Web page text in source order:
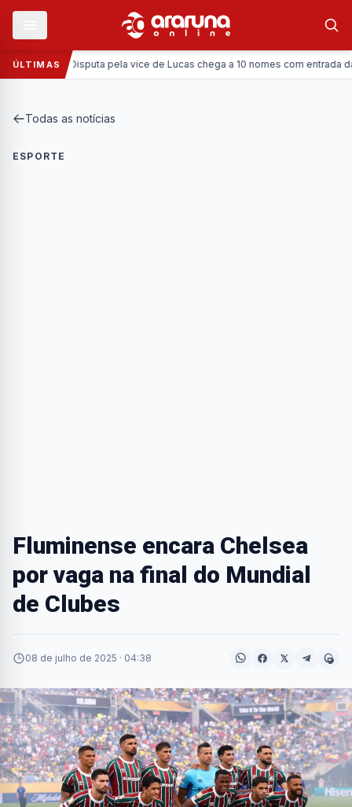
ÚLTIMAS
Política:Disputa pela vice de Lucas chega a 10 nomes com entrada da
Todas as notícias
ESPORTE
Fluminense encara Chelsea
por vaga na final do Mundial
de Clubes
08 de julho de 2025 · 04:38